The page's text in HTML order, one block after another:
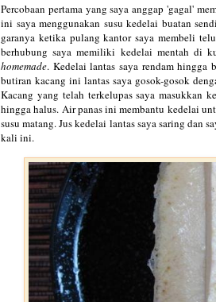
Percobaan pertama yang saya anggap 'gagal'
ini saya menggunakan susu kedelai buatan
garanya ketika pulang kantor saya membeli
berhubung saya memiliki kedelai mentah di
homemade. Kedelai lantas saya rendam
butiran kacang inilantas saya gosok-gosok
Kacang yang telah terkelupas saya masukkan
hingga halus. Air panas ini membantu kedelai
susu matang. Jus kedelai lantas saya saring dan
kali ini.